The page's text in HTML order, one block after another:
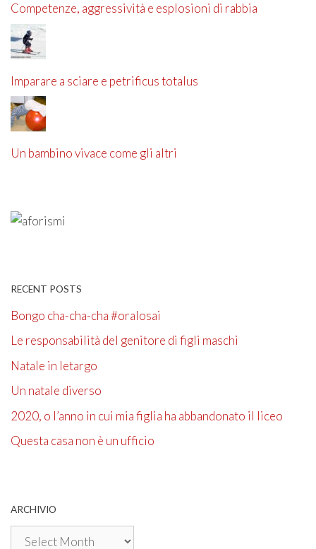
Competenze, aggressività e esplosioni di rabbia
Imparare a sciare e petrificus totalus
Un bambino vivace come gli altri
RECENT POSTS
Bongo cha-cha-cha #oralosai
Le responsabilità del genitore di figli maschi
Natale in letargo
Un natale diverso
2020, o l’anno in cui mia figlia ha abbandonato il liceo
Questa casa non è un ufficio
ARCHIVIO
Archivio